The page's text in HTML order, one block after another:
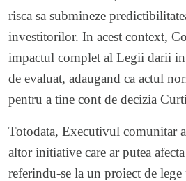
risca sa submineze
investitorilor. In acest context,
impactul complet al Legii darii
de evaluat, adaugand ca actul
pentru a tine cont de decizia
Totodata, Executivul comunitar
altor initiative care ar putea
referindu-se la un proiect de